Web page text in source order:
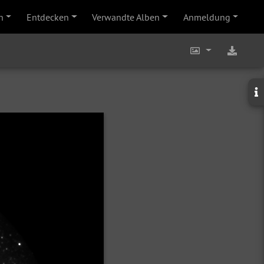
Entdecken Verwandte Alben Anmeldung